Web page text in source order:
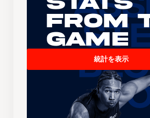
From
Game
統計を表示